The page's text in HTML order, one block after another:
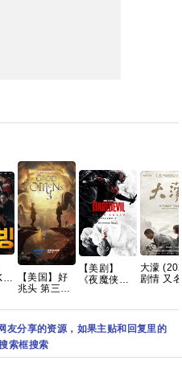
【美国】好
兆头 第三季
/ 喜剧 / 奇幻
又名: 好兆头
最终季 夸克
【美剧】
《夜魔侠：
列）查理·考
克斯 文森特·
多诺费奥 克
2026/剧情/
大濛
剧情 又
友分享的资源，如果主贴和回复里的
索框搜索